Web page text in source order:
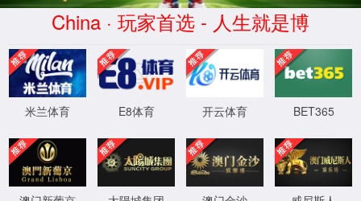
公司新闻 行业动态 产品下载 常见问题
zoty中欧体育RISMAT专业地垫应用于文体
娱乐场景
发布时间：2024-10-31